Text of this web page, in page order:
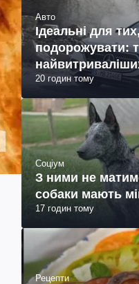
Авто
Ідеальні для
подорожувати:
20 годин тому
Соціум
З ними не
собаки мають
17 годин тому
Рецепти